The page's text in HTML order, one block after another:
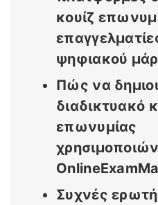
κουίζ
ψηφιακού
Πώς να
διαδικτυακό
επωνυμίας
Συχνές